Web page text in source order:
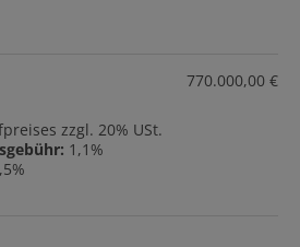
770.000,00 €
zzgl. 20% USt.
1,1%